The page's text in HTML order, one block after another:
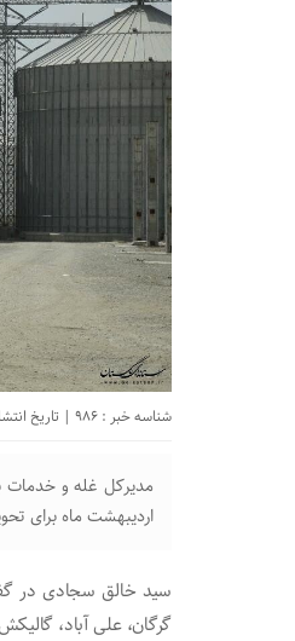
شناسه خبر : 986 | تاریخ انتشار : 25 اردیبهشت 1400 - 22:24 |
اردیبهشت ماه برای
سید خالق سجادی در